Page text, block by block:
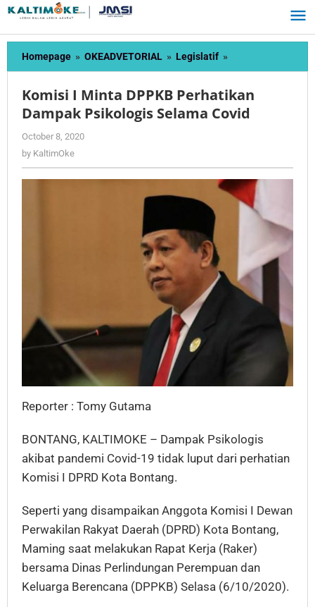
Skip
content
Homepage » OKEADVETORIAL » Legislatif »
I
DPPKB
Perhatikan
Komisi I Minta DPPKB Perhatikan
Dampak Psikologis Selama Covid
October 8, 2020
by KaltimOke
Reporter : Tomy Gutama
BONTANG, KALTIMOKE – Dampak Psikologis
akibat pandemi Covid-19 tidak luput dari perhatian
Komisi I DPRD Kota Bontang.
Seperti yang disampaikan Anggota Komisi I Dewan
Perwakilan Rakyat Daerah (DPRD) Kota Bontang,
Maming saat melakukan Rapat Kerja (Raker)
bersama Dinas Perlindungan Perempuan dan
Keluarga Berencana (DPPKB) Selasa (6/10/2020).